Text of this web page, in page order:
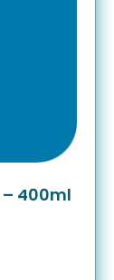
– 400ml